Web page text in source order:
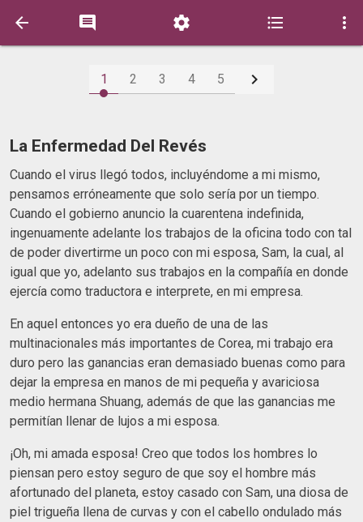
    
1 2 3 4 5 
La Enfermedad Del Revés
Cuando el virus llegó todos, incluyéndome a mi mismo,
pensamos erróneamente que solo sería por un tiempo.
Cuando el gobierno anuncio la cuarentena indefinida,
ingenuamente adelante los trabajos de la oficina todo con tal
de poder divertirme un poco con mi esposa, Sam, la cual, al
igual que yo, adelanto sus trabajos en la compañía en donde
ejercía como traductora e interprete, en mi empresa.
En aquel entonces yo era dueño de una de las
multinacionales más importantes de Corea, mi trabajo era
duro pero las ganancias eran demasiado buenas como para
dejar la empresa en manos de mi pequeña y avariciosa
medio hermana Shuang, además de que las ganancias me
permitían llenar de lujos a mi esposa.
¡Oh, mi amada esposa! Creo que todos los hombres lo
piensan pero estoy seguro de que soy el hombre más
afortunado del planeta, estoy casado con Sam, una diosa de
piel trigueña llena de curvas y con el cabello ondulado más